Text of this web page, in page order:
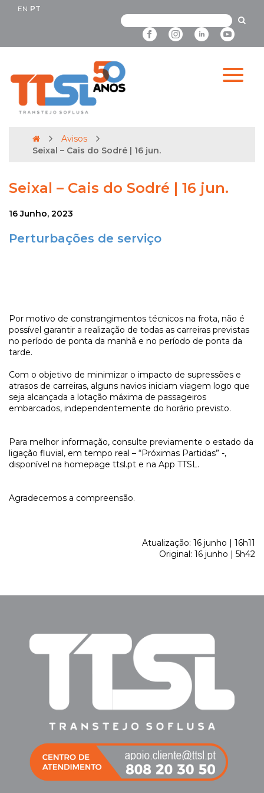
EN PT
Avisos
Seixal – Cais do Sodré | 16 jun.
Seixal – Cais do Sodré | 16 jun.
16 Junho, 2023
Perturbações de serviço
Por motivo de constrangimentos técnicos na frota, não é
possível garantir a realização de todas as carreiras previstas
no período de ponta da manhã e no período de ponta da
tarde.
Com o objetivo de minimizar o impacto de supressões e
atrasos de carreiras, alguns navios iniciam viagem logo que
seja alcançada a lotação máxima de passageiros
embarcados, independentemente do horário previsto.
Para melhor informação, consulte previamente o estado da
ligação fluvial, em tempo real – “Próximas Partidas” -,
disponível na homepage ttsl.pt e na App TTSL.
Agradecemos a compreensão.
Atualização: 16 junho | 16h11
Original: 16 junho | 5h42